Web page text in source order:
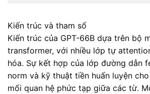
Kiến trúc và tham số
Kiến trúc của GPT-66B dựa trên bộ
transformer, với nhiều lớp tự
hóa. Sự kết hợp của lớp đường dẫn
norm và kỹ thuật tiền huấn luyện
mối quan hệ phức tạp giữa các từ.